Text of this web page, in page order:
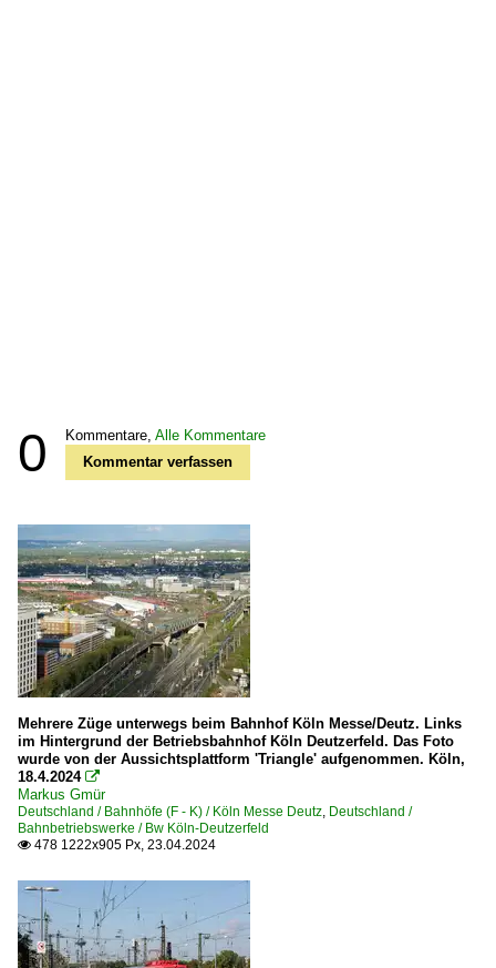
0 Kommentare, Alle Kommentare
Kommentar verfassen
Mehrere Züge unterwegs beim Bahnhof Köln Messe/Deutz. Links
im Hintergrund der Betriebsbahnhof Köln Deutzerfeld. Das Foto
wurde von der Aussichtsplattform 'Triangle' aufgenommen. Köln,
18.4.2024 
Markus Gmür
Deutschland / Bahnhöfe (F - K) / Köln Messe Deutz, Deutschland /
Bahnbetriebswerke / Bw Köln-Deutzerfeld
 478 1222x905 Px, 23.04.2024